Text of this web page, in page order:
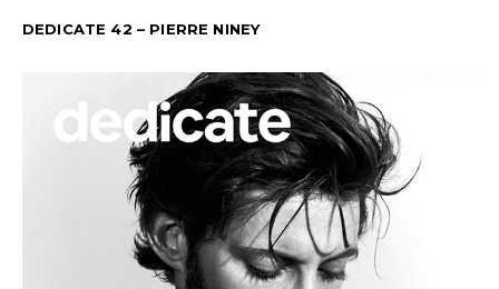
DEDICATE 42 – PIERRE NINEY